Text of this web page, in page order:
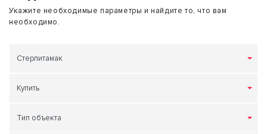
Укажите необходимые параметры и найдите то, что вам
необходимо.
Стерлитамак
Купить
Тип объекта